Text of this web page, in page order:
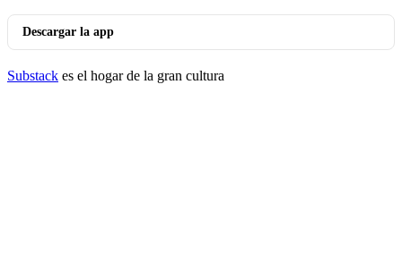
Descargar la app
Substack es el hogar de la gran cultura